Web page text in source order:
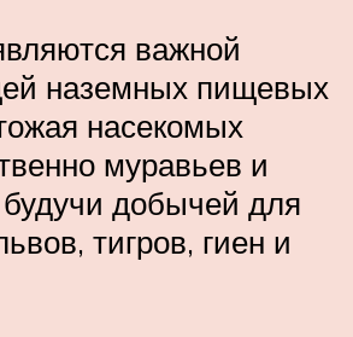
важной
наземных пищевых
насекомых
муравьев и
добычей для
тигров, гиен и